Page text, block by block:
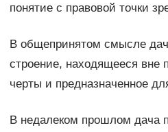
понятие с правовой точки
В общепринятом смысле
строение, находящееся вне
черты и предназначенное
В недалеком прошлом дача